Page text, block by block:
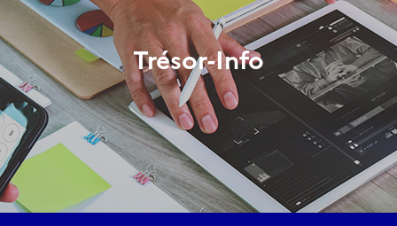
Trésor-Info